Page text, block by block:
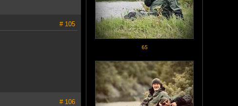
65
# 105
# 106